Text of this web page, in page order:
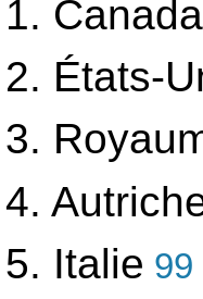
1. Canada
2. États-
3.
4.
5. Italie 99